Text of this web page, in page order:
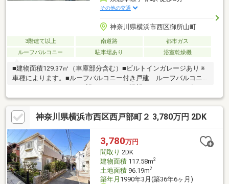
その他の交通
神奈川県横浜市西区御所山町
3階建て以上 南道路
都市ガス
ルーフバルコニー
駐車場あり 浴室乾燥機
■建物面積129.37㎡（車庫部分含む）■ビルトインガレージあり ※
車種によります。■ルーフバルコニー付き戸建 ルーフバルコニ
現在の情報であり、 将来に渡り当社が保証するものではありま
せん。■2階LDKの間取り■全居室収納＋シューズインクローゼッ
ト■京急本線「戸部」駅徒歩8分、 横浜市営地下鉄ブルーライン
「高島町」駅徒歩9分■食洗機・浴室乾燥機付き■ライフライン・
都市ガス・本下水・公営水道
神奈川県横浜市西区西戸部町２ 3,780万円 2DK
3,780万円
間取り 2DK
建物面積117.58m2
土地面積96.19m2
築年月 1990年3月(築36年6ヶ月)